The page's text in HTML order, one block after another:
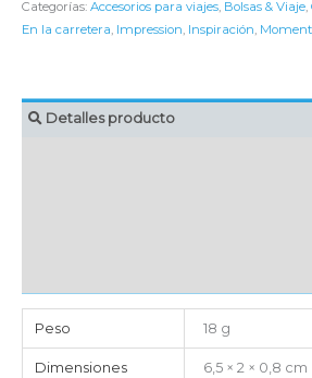
Categorías: Accesorios para viajes, Bolsas & Viaje,
En la carretera, Impression, Inspiración,
Detalles producto
Peso 18 g
Dimensiones 6,5 × 2 × 0,8 cm